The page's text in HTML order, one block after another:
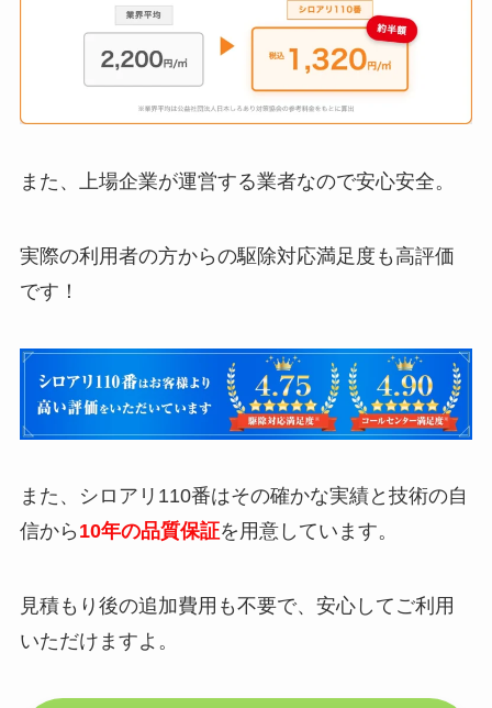
また、上場企業が運営する業者なので安心安全。
実際の利用者の方からの駆除対応満足度も高評価
です！
また、シロアリ110番はその確かな実績と技術の自
信から 10年の品質保証を用意しています。
見積もり後の追加費用も不要で、安心してご利用
いただけますよ。